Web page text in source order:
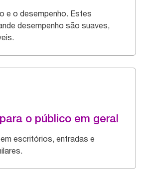
e o desempenho. Estes
desempenho são suaves,
o público em geral
escritórios, entradas e